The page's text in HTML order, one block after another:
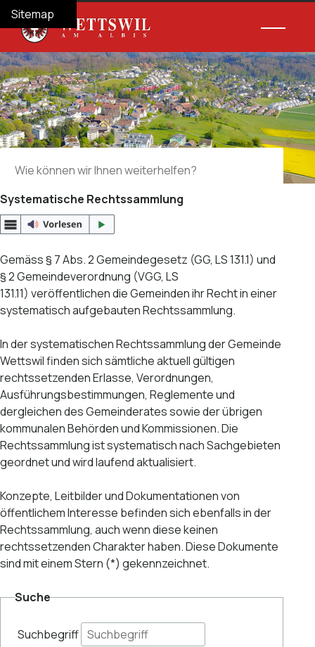
Navigieren in Wettswil am Albis
Schnellnavigation
Home
Navigation
Inhalt
Suche
Sitemap
Suche
Systematische Rechtssammlung
Gemäss § 7 Abs. 2 Gemeindegesetz (GG, LS 131.1) und
§ 2 Gemeindeverordnung (VGG, LS
131.11) veröffentlichen die Gemeinden ihr Recht in einer
systematisch aufgebauten Rechtssammlung.
In der systematischen Rechtssammlung der Gemeinde
Wettswil finden sich sämtliche aktuell gültigen
rechtssetzenden Erlasse, Verordnungen,
Ausführungsbestimmungen, Reglemente und
dergleichen des Gemeinderates sowie der übrigen
kommunalen Behörden und Kommissionen. Die
Rechtssammlung ist systematisch nach Sachgebieten
geordnet und wird laufend aktualisiert.
Konzepte, Leitbilder und Dokumentationen von
öffentlichem Interesse befinden sich ebenfalls in der
Rechtssammlung, auch wenn diese keinen
rechtssetzenden Charakter haben. Diese Dokumente
sind mit einem Stern (*) gekennzeichnet.
Suche
Suchbegriff